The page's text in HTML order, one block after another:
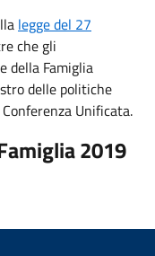
legge del 27
che gli
della Famiglia
delle politiche
Unificata.
2019